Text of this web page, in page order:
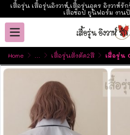
เสื้อรุ่น เสื้อรุ่นอิงวาห์ เสื้อรุ่นอุดร อิงวาห์
เสื้อช็อป ยูนิฟอร์ม งาน
Home เสื้อรุ่นสั่งตัด2สี เสื้อรุ่น